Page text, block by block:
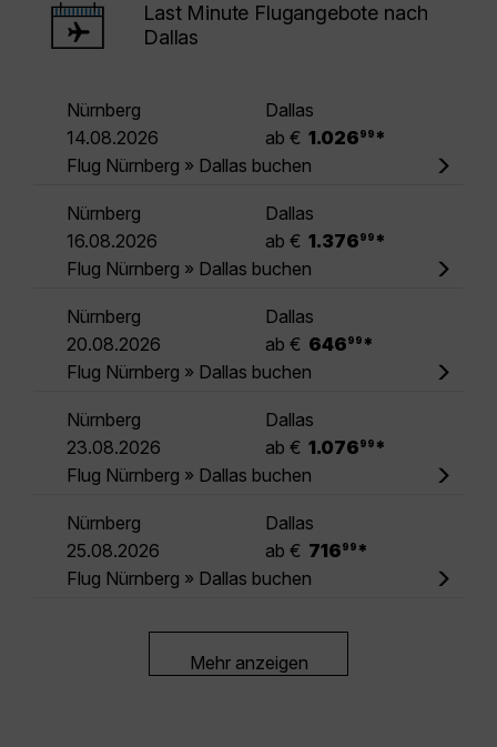
Last Minute Flugangebote nach
Dallas
Nürnberg
Dallas
14.08.2026
ab € 1.026 99 *
Flug Nürnberg » Dallas buchen
Nürnberg
Dallas
16.08.2026
ab € 1.376 99 *
Flug Nürnberg » Dallas buchen
Nürnberg
Dallas
20.08.2026
ab € 646 99 *
Flug Nürnberg » Dallas buchen
Nürnberg
Dallas
23.08.2026
ab € 1.076 99 *
Flug Nürnberg » Dallas buchen
Nürnberg
Dallas
25.08.2026
ab € 716 99 *
Flug Nürnberg » Dallas buchen
Mehr anzeigen